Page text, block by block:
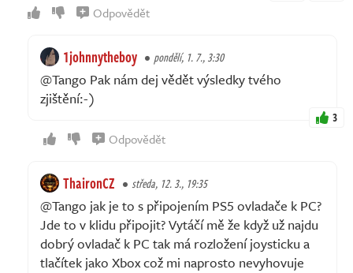
Odpovědět
1johnnytheboy pondělí, 1. 7., 3:30
@Tango Pak nám dej vědět výsledky tvého
zjištění:-)
3
Odpovědět
ThaironCZ středa, 12. 3., 19:35
@Tango jak je to s připojením PS5 ovladače k PC?
Jde to v klidu připojit? Vytáčí mě že když už najdu
dobrý ovladač k PC tak má rozložení joysticku a
tlačítek jako Xbox což mi naprosto nevyhovuje